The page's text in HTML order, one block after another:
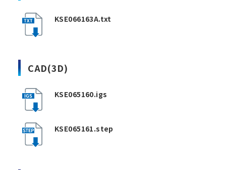
KSE066163A.txt
CAD(3D)
KSE065160.igs
KSE065161.step